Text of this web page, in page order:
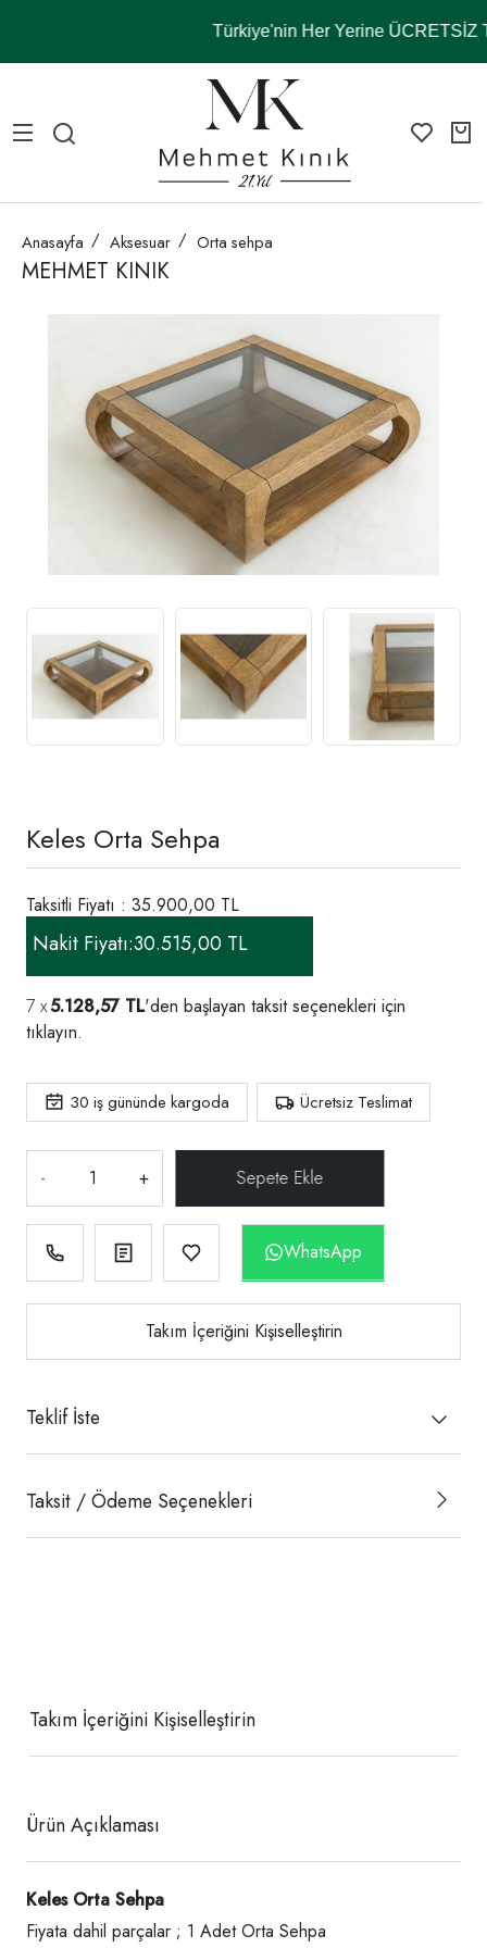
Türkiye'nin Her Yerine ÜCRETSİZ
Anasayfa Aksesuar Orta sehpa
MEHMET KINIK
Keles Orta Sehpa
Taksitli Fiyatı : 35.900,00 TL
Nakit Fiyatı:30.515,00 TL
5.128,57 TL'den başlayan taksit seçenekleri için
tıklayın.
30 iş gününde kargoda Ücretsiz Teslimat
- +
WhatsApp
Takım İçeriğini Kişiselleştirin
Teklif İste
Taksit / Ödeme Seçenekleri
Takım İçeriğini Kişiselleştirin
Ürün Açıklaması
Keles Orta Sehpa
Fiyata dahil parçalar ; 1 Adet Orta Sehpa